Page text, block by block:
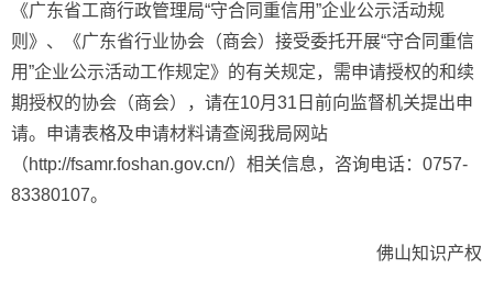
《广东省工商行政管理局“守合同重信用”企业公示活动规
则》、《广东省行业协会（商会）接受委托开展“守合同重信
用”企业公示活动工作规定》的有关规定，需申请授权的和续
期授权的协会（商会），请在10月31日前向监督机关提出申
请。申请表格及申请材料请查阅我局网站
（http://fsamr.foshan.gov.cn/）相关信息，咨询电话：0757-
83380107。
佛山知识产权